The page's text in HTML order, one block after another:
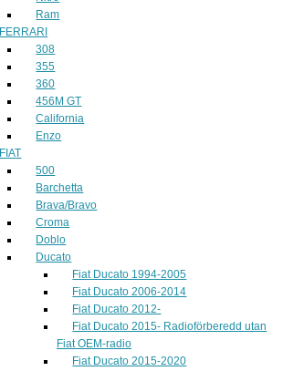
Ram
FERRARI
308
355
360
456M GT
California
Enzo
FIAT
500
Barchetta
Brava/Bravo
Croma
Doblo
Ducato
Fiat Ducato 1994-2005
Fiat Ducato 2006-2014
Fiat Ducato 2012-
Fiat Ducato 2015- Radioförberedd utan
Fiat OEM-radio
Fiat Ducato 2015-2020